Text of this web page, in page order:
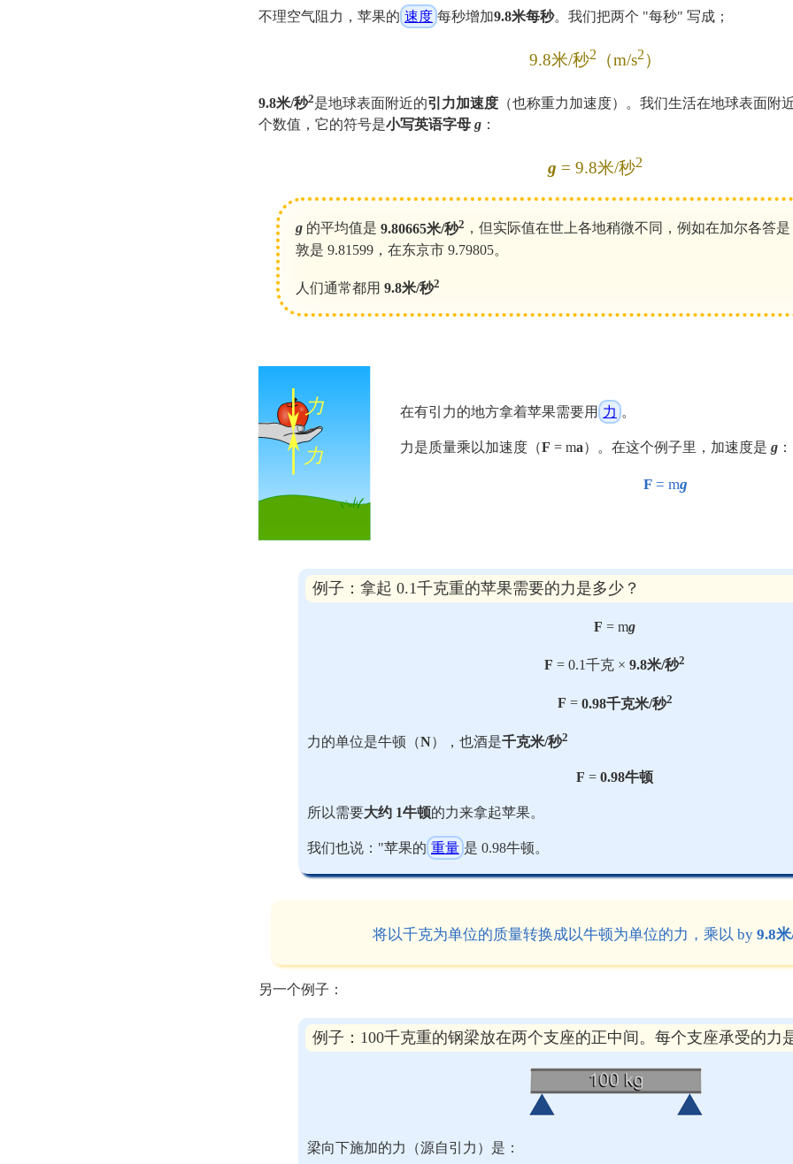
不理空气阻力，苹果的 速度 每秒增加9.8米每秒。我们把两个 "每秒" 写成；
9.8米/秒2（m/s2）
9.8米/秒2是地球表面附近的引力加速度 （也称重力加速度）。我们生活在地球表面附
个数值，它的符号是小写英语字母 g ：
g = 9.8米/秒2
g 的平均值是 9.80665米/秒2 ，但实际值在世上各地稍微不同，例如在加尔各答是
敦是 9.81599，在东京市 9.79805。
人们通常都用 9.8米/秒2
在有引力的地方拿着苹果需要用 力 。
力是质量乘以加速度（F = ma）。在这个例子里，加速度是 g ：
F = mg
例子：拿起 0.1千克重的苹果需要的力是多少？
F = mg
F = 0.1千克 × 9.8米/秒2
F = 0.98千克米/秒2
力的单位是牛顿（N），也酒是千克米/秒2
F = 0.98牛顿
所以需要大约 1牛顿的力来拿起苹果。
我们也说："苹果的 重量 是 0.98牛顿。
将以千克为单位的质量转换成以牛顿为单位的力，乘以 by 9.8
另一个例子：
例子：100千克重的钢梁放在两个支座的正中间。每个支座承受的力
梁向下施加的力（源自引力）是：